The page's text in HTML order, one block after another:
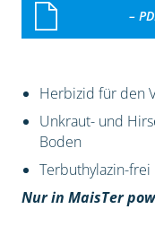
–
Herbizid für den
Unkraut- und
Boden
Terbuthylazin-frei
Nur in MaisTer